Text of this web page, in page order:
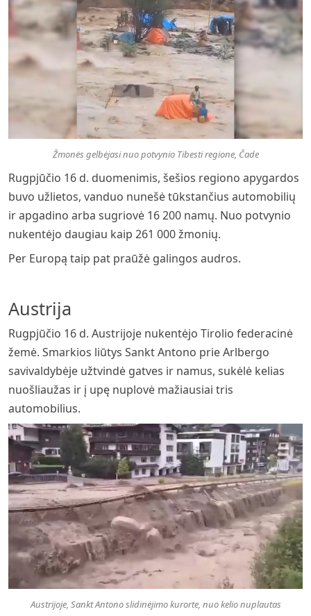
Žmonės gelbėjasi nuo potvynio Tibesti regione, Čade
Rugpjūčio 16 d. duomenimis, šešios regiono apygardos
buvo užlietos, vanduo nunešė tūkstančius automobilių
ir apgadino arba sugriovė 16 200 namų. Nuo potvynio
nukentėjo daugiau kaip 261 000 žmonių.
Per Europą taip pat praūžė galingos audros.
Austrija
Rugpjūčio 16 d. Austrijoje nukentėjo Tirolio federacinė
žemė. Smarkios liūtys Sankt Antono prie Arlbergo
savivaldybėje užtvindė gatves ir namus, sukėlė kelias
nuošliaužas ir į upę nuplovė mažiausiai tris
automobilius.
Austrijoje, Sankt Antono slidinėjimo kurorte, nuo kelio nuplautas